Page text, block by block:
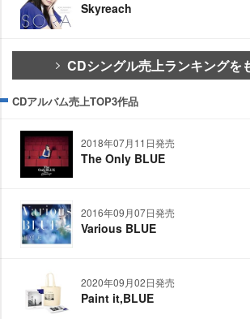
Skyreach
CDシングル売上ランキングを
CDアルバム売上TOP3作品
2018年07月11日発売
The Only BLUE
2016年09月07日発売
Various BLUE
2020年09月02日発売
Paint it,BLUE